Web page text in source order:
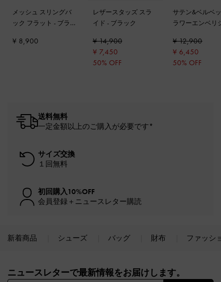
メッシュ スリングバ
ック フラット - ブラッ
¥ 8,900
レザースタッズ スラ
イド - ブラック
¥ 14,900
¥ 7,450
50% OFF
サテン&ベルベ
ラワーエンベリ
ー -ブラックテ
ャー
¥ 12,900
¥ 6,450
50% OFF
送料無料
一定金額以上のご購入が必要です*
サイズ交換
１回無料
初回購入10%OFF
会員登録＋ニュースレター購読
新着商品 シューズ バッグ 財布 ファッシ
ニュースレターで最新情報をお届けします。​